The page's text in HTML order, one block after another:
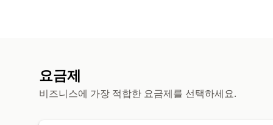
요금제
비즈니스에 가장 적합한 요금제를 선택하세요.